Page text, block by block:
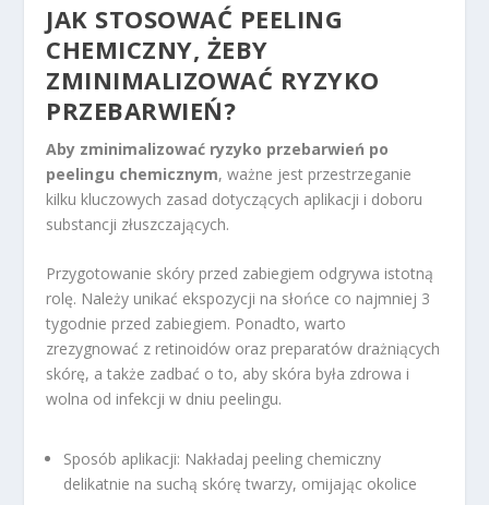
JAK STOSOWAĆ PEELING
CHEMICZNY, ŻEBY
ZMINIMALIZOWAĆ RYZYKO
PRZEBARWIEŃ?
Aby zminimalizować ryzyko przebarwień po
peelingu chemicznym, ważne jest przestrzeganie
kilku kluczowych zasad dotyczących aplikacji i doboru
substancji złuszczających.
Przygotowanie skóry przed zabiegiem odgrywa istotną
rolę. Należy unikać ekspozycji na słońce co najmniej 3
tygodnie przed zabiegiem. Ponadto, warto
zrezygnować z retinoidów oraz preparatów drażniących
skórę, a także zadbać o to, aby skóra była zdrowa i
wolna od infekcji w dniu peelingu.
Sposób aplikacji: Nakładaj peeling chemiczny
delikatnie na suchą skórę twarzy, omijając okolice